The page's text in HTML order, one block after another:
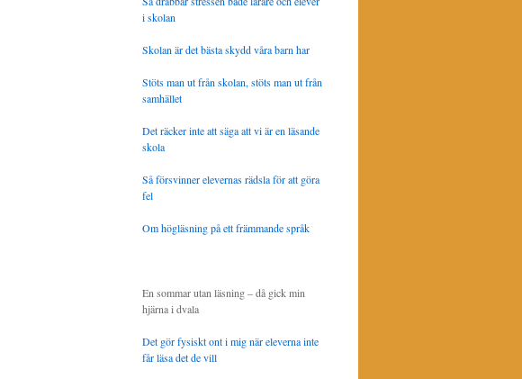
i skolan
Skolan är det bästa skydd våra barn har
Stöts man ut från skolan, stöts man ut från
samhället
Det räcker inte att säga att vi är en läsande
skola
Så försvinner elevernas rädsla för att göra
fel
Om högläsning på ett främmande språk
En sommar utan läsning – då gick min
hjärna i dvala
Det gör fysiskt ont i mig när eleverna inte
får läsa det de vill